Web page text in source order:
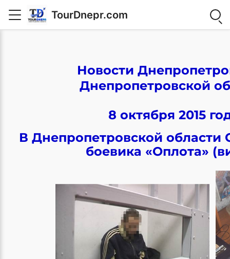
TourDnepr.com
Новости
Днепропетровской
8 октября 2015
В Днепропетровской области
боевика «Оплота»